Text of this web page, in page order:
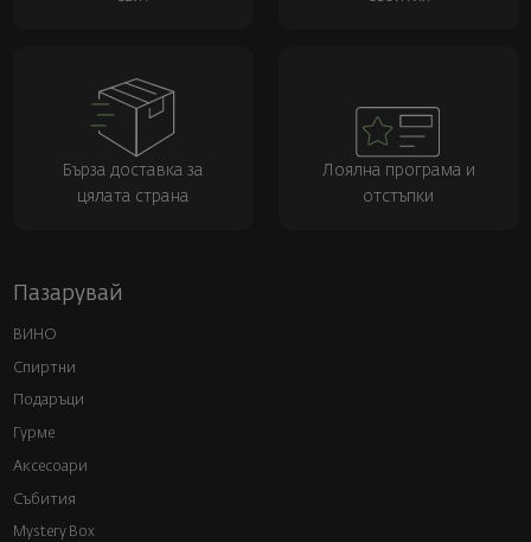
Бърза доставка за
цялата страна
Лоялна програма и
отстъпки
Пазарувай
ВИНО
Спиртни
Подаръци
Гурме
Аксесоари
Събития
Mystery Box